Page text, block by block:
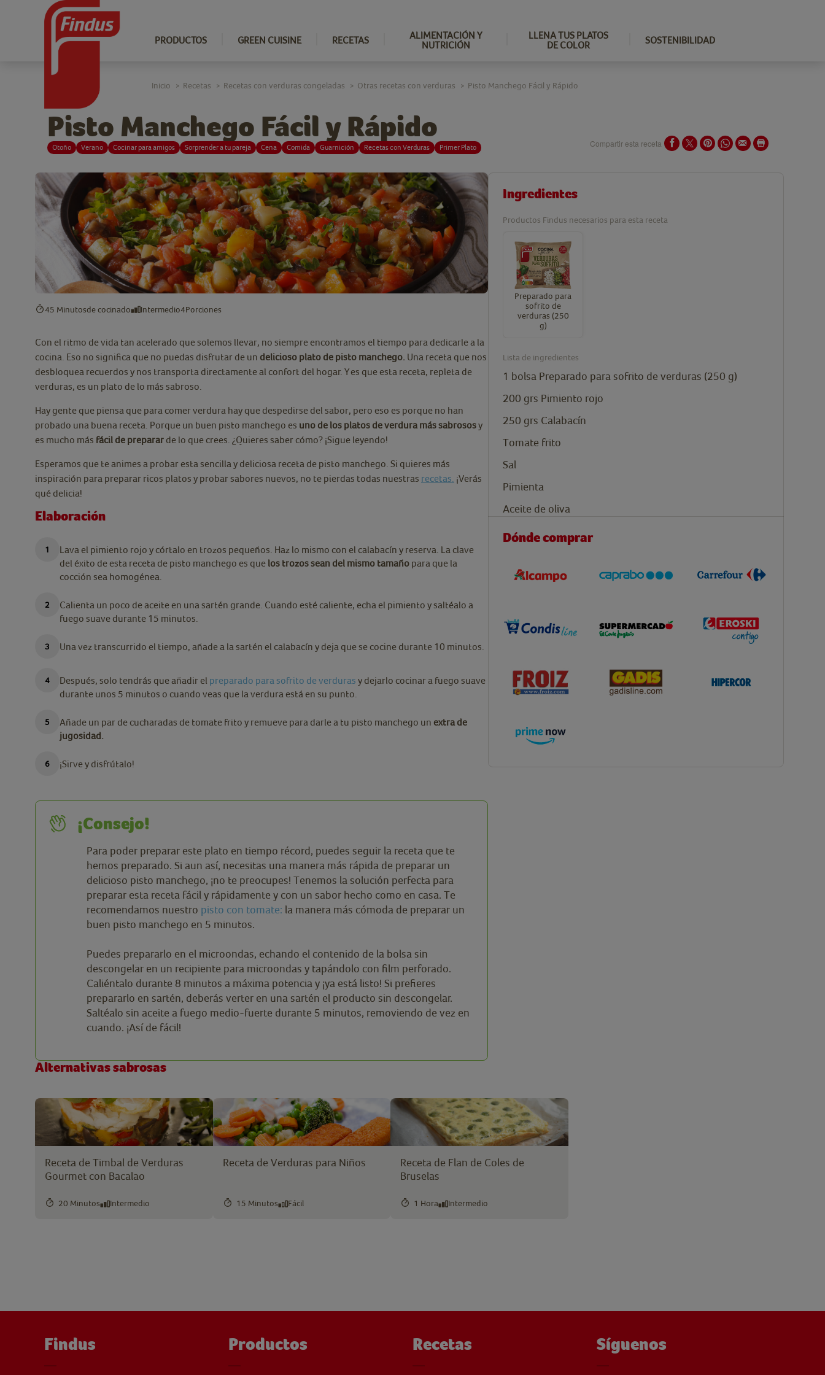
PRODUCTOS GREEN CUISINE RECETAS
ALIMENTACIÓN Y
NUTRICIÓN
LLENA TUS PLATOS
DE COLOR
SOSTENIBILIDAD
Pisto Manchego Fácil y Rápido
Otoño Verano Cocinar para amigos Sorprender a tu pareja Cena Comida Guarnición Recetas con Verduras Primer Plato Compartir esta receta
Inicio > Recetas > Recetas con verduras congeladas > Otras recetas con verduras > Pisto Manchego Fácil y Rápido
45 Minutosde cocinado Intermedio4Porciones
Con el ritmo de vida tan acelerado que solemos llevar, no siempre encontramos el tiempo para dedicarle a la
cocina. Eso no significa que no puedas disfrutar de un delicioso plato de pisto manchego. Una receta que nos
desbloquea recuerdos y nos transporta directamente al confort del hogar. Y es que esta receta, repleta de
verduras, es un plato de lo más sabroso.
Hay gente que piensa que para comer verdura hay que despedirse del sabor, pero eso es porque no han
probado una buena receta. Porque un buen pisto manchego es uno de los platos de verdura más sabrososy
es mucho más fácil de preparar de lo que crees. ¿Quieres saber cómo? ¡Sigue leyendo!
Esperamos que te animes a probar esta sencilla y deliciosa receta de pisto manchego. Si quieres más
inspiración para preparar ricos platos y probar sabores nuevos, no te pierdas todas nuestras recetas. ¡Verás
qué delicia!
Elaboración
Lava el pimiento rojo y córtalo en trozos pequeños. Haz lo mismo con el calabacín y reserva. La clave
del éxito de esta receta de pisto manchego es que los trozos sean del mismo tamaño para que la
cocción sea homogénea.
Calienta un poco de aceite en una sartén grande. Cuando esté caliente, echa el pimiento y saltéalo a
fuego suave durante 15 minutos.
Una vez transcurrido el tiempo, añade a la sartén el calabacín y deja que se cocine durante 10 minutos.
Después, solo tendrás que añadir el preparado para sofrito de verduras y dejarlo cocinar a fuego suave
durante unos 5 minutos o cuando veas que la verdura está en su punto.
Añade un par de cucharadas de tomate frito y remueve para darle a tu pisto manchego un extra de
jugosidad.
¡Sirve y disfrútalo!
¡Consejo!
Para poder preparar este plato en tiempo récord, puedes seguir la receta que te
hemos preparado. Si aun así, necesitas una manera más rápida de preparar un
delicioso pisto manchego, ¡no te preocupes! Tenemos la solución perfecta para
preparar esta receta fácil y rápidamente y con un sabor hecho como en casa. Te
recomendamos nuestro pisto con tomate: la manera más cómoda de preparar un
buen pisto manchego en 5 minutos.
Puedes prepararlo en el microondas, echando el contenido de la bolsa sin
descongelar en un recipiente para microondas y tapándolo con film perforado.
Caliéntalo durante 8 minutos a máxima potencia y ¡ya está listo! Si prefieres
prepararlo en sartén, deberás verter en una sartén el producto sin descongelar.
Saltéalo sin aceite a fuego medio-fuerte durante 5 minutos, removiendo de vez en
cuando. ¡Así de fácil!
Ingredientes
Productos Findus necesarios para esta receta
Preparado para
sofrito de
verduras (250
g)
Lista de ingredientes
1 bolsa Preparado para sofrito de verduras (250 g)
200 grs Pimiento rojo
250 grs Calabacín
Tomate frito
Sal
Pimienta
Aceite de oliva
Dónde comprar
Alternativas sabrosas
Receta de Timbal de Verduras
Gourmet con Bacalao
20 Minutos Intermedio
Receta de Verduras para Niños
15 Minutos Fácil
Receta de Flan de Coles de
Bruselas
1 Hora Intermedio
Findus Productos Recetas Síguenos